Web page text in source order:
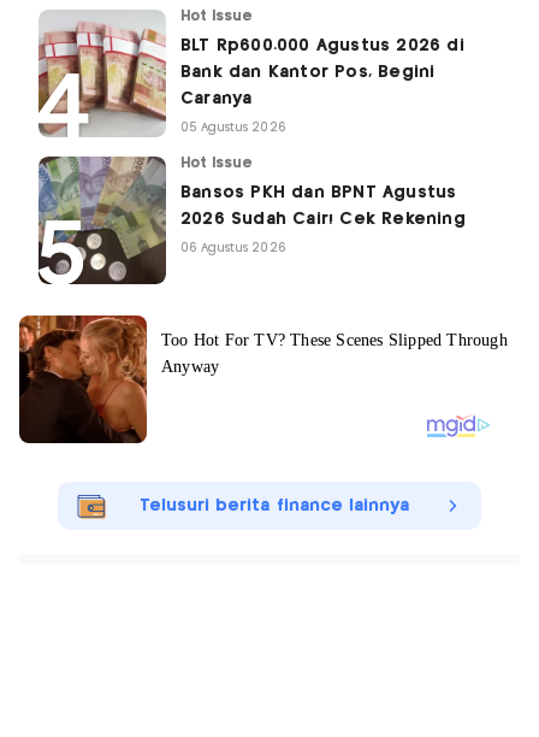
Hot Issue
BLT Rp600.000 Agustus 2026 di
Bank dan Kantor Pos, Begini
Caranya
05 Agustus 2026
Hot Issue
Bansos PKH dan BPNT Agustus
2026 Sudah Cair! Cek Rekening
06 Agustus 2026
Telusuri berita finance lainnya